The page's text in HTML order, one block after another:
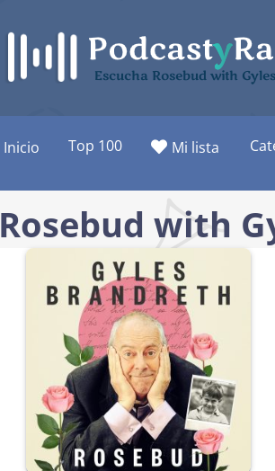
Escucha Rosebud with
Inicio Top 100 Mi lista
Rosebud with